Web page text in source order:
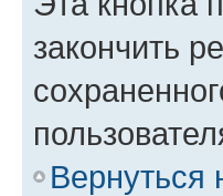
закончить
Вернуться